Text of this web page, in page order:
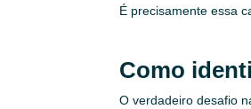
É precisamente essa
Como
O verdadeiro desafio